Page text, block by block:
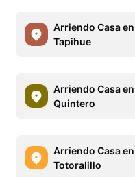
Arriendo Casa en
Tapihue
Arriendo Casa en
Quintero
Arriendo Casa en
Totoralillo